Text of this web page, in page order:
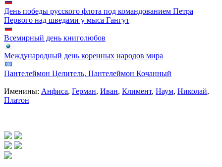
День победы русского флота под командованием Петра
Первого над шведами у мыса Гангут
Всемирный день книголюбов
Международный день коренных народов мира
Пантелеймон Целитель, Пантелеймон Кочанный
Именины: Анфиса, Герман, Иван, Климент, Наум, Николай,
Платон